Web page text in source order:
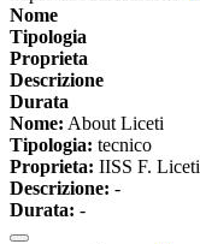
Nome
Tipologia
Proprieta
Descrizione
Durata
Nome: About Liceti
Tipologia: tecnico
Proprieta: IISS F. Liceti
Descrizione: -
Durata: -